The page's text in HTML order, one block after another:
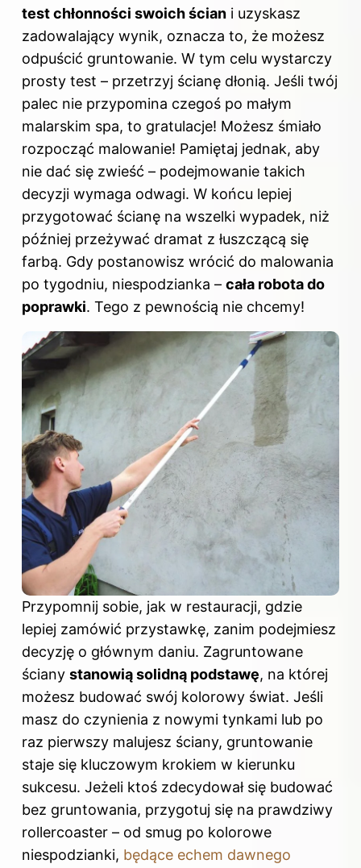
test chłonności swoich ścian i uzyskasz
zadowalający wynik, oznacza to, że możesz
odpuścić gruntowanie. W tym celu wystarczy
prosty test – przetrzyj ścianę dłonią. Jeśli twój
palec nie przypomina czegoś po małym
malarskim spa, to gratulacje! Możesz śmiało
rozpocząć malowanie! Pamiętaj jednak, aby
nie dać się zwieść – podejmowanie takich
decyzji wymaga odwagi. W końcu lepiej
przygotować ścianę na wszelki wypadek, niż
później przeżywać dramat z łuszczącą się
farbą. Gdy postanowisz wrócić do malowania
po tygodniu, niespodzianka – cała robota do
poprawki. Tego z pewnością nie chcemy!
Przypomnij sobie, jak w restauracji, gdzie
lepiej zamówić przystawkę, zanim podejmiesz
decyzję o głównym daniu. Zagruntowane
ściany stanowią solidną podstawę, na której
możesz budować swój kolorowy świat. Jeśli
masz do czynienia z nowymi tynkami lub po
raz pierwszy malujesz ściany, gruntowanie
staje się kluczowym krokiem w kierunku
sukcesu. Jeżeli ktoś zdecydował się budować
bez gruntowania, przygotuj się na prawdziwy
rollercoaster – od smug po kolorowe
niespodzianki, będące echem dawnego